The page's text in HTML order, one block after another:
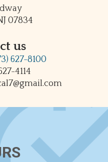
07834
us
627-8100
4114